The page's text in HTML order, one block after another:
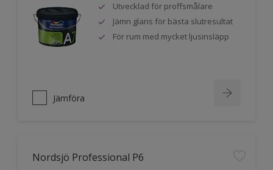
Utvecklad för proffsmålare
Jämn glans för bästa slutresultat
För rum med mycket ljusinsläpp
Jämföra
Nordsjö Professional P6